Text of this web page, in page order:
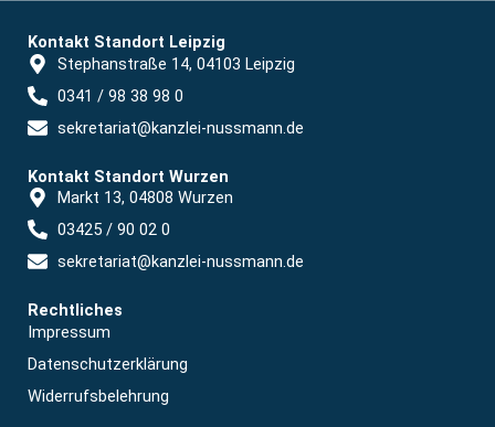
Kontakt Standort Leipzig
Stephanstraße 14, 04103 Leipzig
0341 / 98 38 98 0
sekretariat@kanzlei-nussmann.de
Kontakt Standort Wurzen
Markt 13, 04808 Wurzen
03425 / 90 02 0
sekretariat@kanzlei-nussmann.de
Rechtliches
Impressum
Datenschutzerklärung
Widerrufsbelehrung